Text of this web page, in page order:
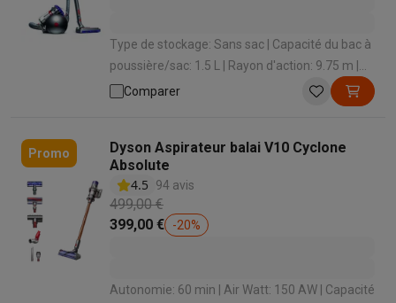
Type de stockage: Sans sac | Capacité du bac à
poussière/sac: 1.5 L | Rayon d'action: 9.75 m |
Niveau sonore: 80 dB | Convient aux types de
Comparer
Promo
Dyson Aspirateur balai V10 Cyclone
Absolute
4.5
94 avis
499,00 €
399,00 €
-20%
Autonomie: 60 min | Air Watt: 150 AW | Capacité